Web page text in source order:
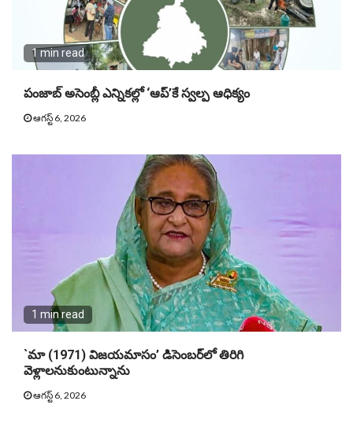
1 min read
పంజాబ్ అసెంబ్లీ ఎన్నికల్లో ‘ఆప్’కే స్వల్ప ఆధిక్యం
ఆగస్ట్ 6, 2026
1 min read
`మా (1971) విజయమాసం’ డిసెంబర్‌లో తిరిగి
వెళ్లాలనుకుంటున్నాను
ఆగస్ట్ 6, 2026